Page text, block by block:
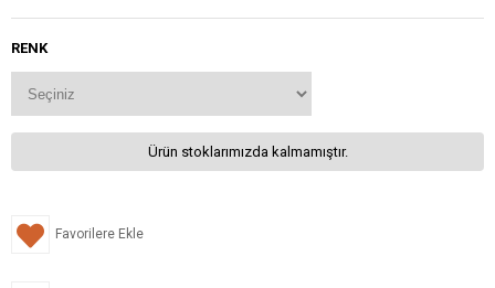
RENK
Ürün stoklarımızda kalmamıştır.
Favorilere Ekle